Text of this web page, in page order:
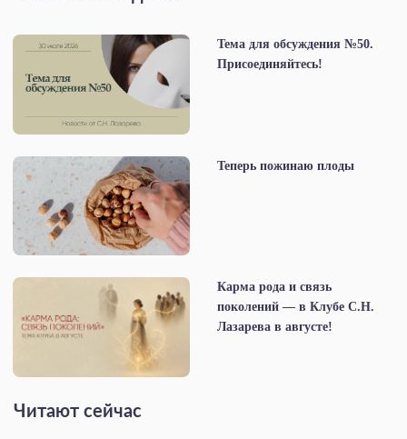
Тема для обсуждения №50.
Присоединяйтесь!
Теперь пожинаю плоды
Карма рода и связь
поколений — в Клубе С.Н.
Лазарева в августе!
Читают сейчас